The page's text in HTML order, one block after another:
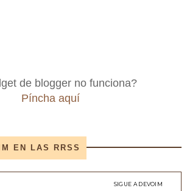
de blogger no funciona?
Píncha aquí
EN LAS RRSS
SIGUE A DEVOIM